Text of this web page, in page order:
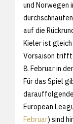
und Norwegen
auf die
Kieler ist
Vorsaison trifft
8. Februar in
Für das Spiel
European
Februar) sind